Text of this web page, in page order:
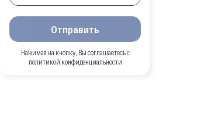
Отправить
Нажимая на кнопку, Вы соглашаетесь с
политикой конфиденциальности